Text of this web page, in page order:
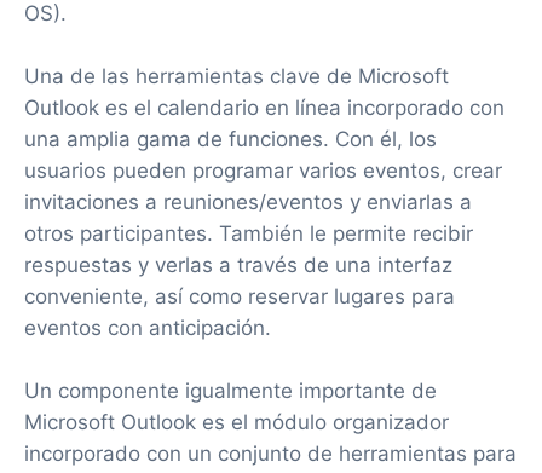
OS).
Una de las herramientas clave de Microsoft
Outlook es el calendario en línea incorporado con
una amplia gama de funciones. Con él, los
usuarios pueden programar varios eventos, crear
invitaciones a reuniones/eventos y enviarlas a
otros participantes. También le permite recibir
respuestas y verlas a través de una interfaz
conveniente, así como reservar lugares para
eventos con anticipación.
Un componente igualmente importante de
Microsoft Outlook es el módulo organizador
incorporado con un conjunto de herramientas para